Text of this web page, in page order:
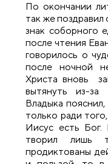
По окончании
так же
знак соборного
после чтения
говорилось о
после ночной
Христа вновь
вытянуть из-за
Владыка
только ради
Иисус есть Бог.
творил лишь
продиктованы